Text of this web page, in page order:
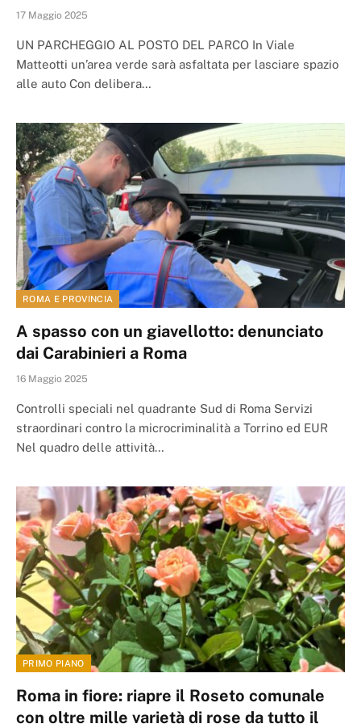
17 Maggio 2025
UN PARCHEGGIO AL POSTO DEL PARCO In Viale
Matteotti un’area verde sarà asfaltata per lasciare spazio
alle auto Con delibera…
ROMA E PROVINCIA
A spasso con un giavellotto: denunciato
dai Carabinieri a Roma
16 Maggio 2025
Controlli speciali nel quadrante Sud di Roma Servizi
straordinari contro la microcriminalità a Torrino ed EUR
Nel quadro delle attività…
PRIMO PIANO
Roma in fiore: riapre il Roseto comunale
con oltre mille varietà di rose da tutto il